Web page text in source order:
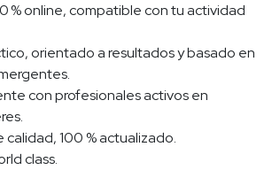
% online, compatible con tu actividad
orientado a resultados y basado en
con profesionales activos en
100 % actualizado.
class.